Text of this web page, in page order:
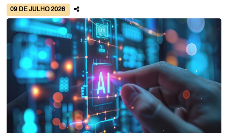
09 DE JULHO 2026